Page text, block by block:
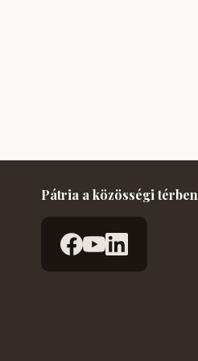
Pátria a közösségi térben